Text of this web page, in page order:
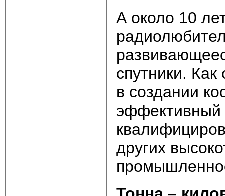
А около 10
спутники. Как
в создании
эффективный
других